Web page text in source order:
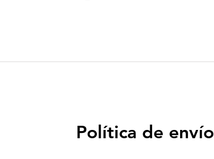
Política de envío